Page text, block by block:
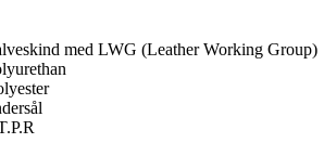
med LWG (Leather Working Group)